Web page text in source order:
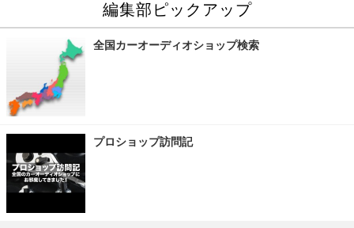
編集部ピックアップ
全国カーオーディオショップ検索
プロショップ訪問記